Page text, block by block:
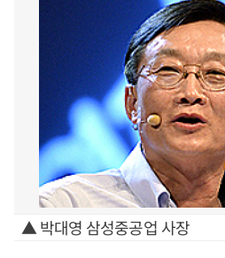
▲ 박대영 삼성중공업 사장